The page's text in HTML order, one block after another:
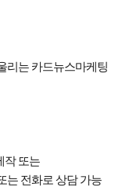
리는 카드뉴스마케팅
작 또는
는 전화로 상담 가능